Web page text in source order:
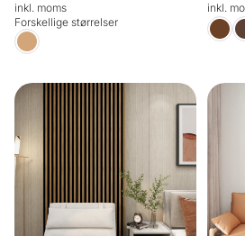
inkl. moms
Forskellige størrelser
inkl.